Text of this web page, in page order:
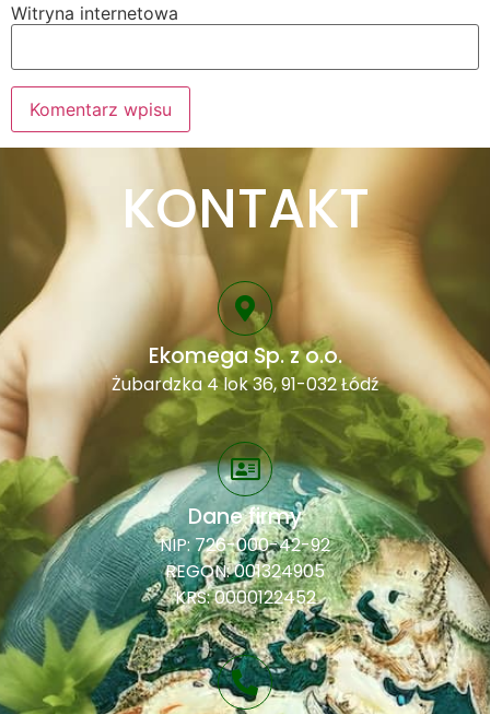
Witryna internetowa
Alternative:
KONTAKT
Ekomega Sp. z o.o.
Żubardzka 4 lok 36, 91-032 Łódź
Dane firmy
NIP: 726-000-42-92
REGON: 001324905
KRS: 0000122452